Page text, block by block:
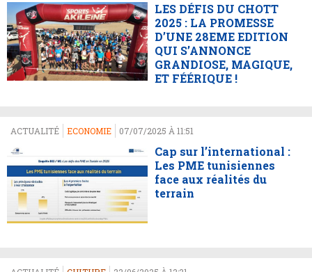
LES DÉFIS DU CHOTT
2025 : LA PROMESSE
D’UNE 28EME EDITION
QUI S’ANNONCE
GRANDIOSE, MAGIQUE,
ET FÉÉRIQUE !
ACTUALITÉ ECONOMIE 07/07/2025 À 11:51
Cap sur l’international :
Les PME tunisiennes
face aux réalités du
terrain